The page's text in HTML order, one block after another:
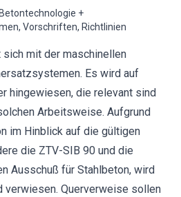
+
Vorschriften, Richtlinien
mit der maschinellen
Es wird auf
hingewiesen, die relevant sind
Arbeitsweise. Aufgrund
im Hinblick auf die gültigen
die ZTV-SIB 90 und die
Ausschuß für Stahlbeton, wird
verwiesen. Querverweise sollen